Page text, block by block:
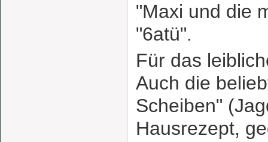
"Maxi und die
"6atü".
Für das
Auch die
Scheiben"
Hausrezept,